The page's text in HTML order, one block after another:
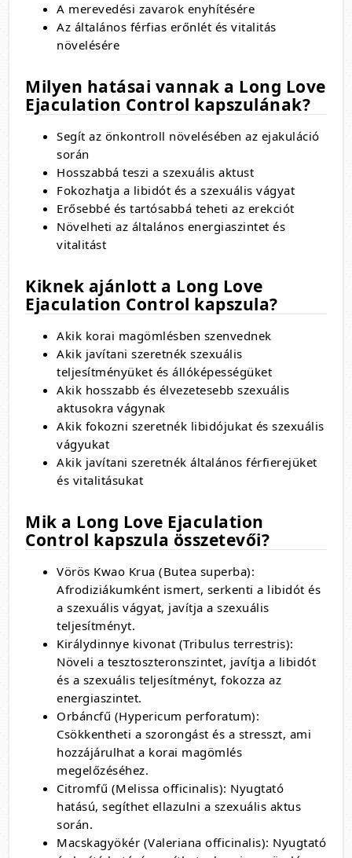
A merevedési zavarok enyhítésére
Az általános férfias erőnlét és vitalitás
növelésére
Milyen hatásai vannak a Long Love
Ejaculation Control kapszulának?
Segít az önkontroll növelésében az ejakuláció
során
Hosszabbá teszi a szexuális aktust
Fokozhatja a libidót és a szexuális vágyat
Erősebbé és tartósabbá teheti az erekciót
Növelheti az általános energiaszintet és
vitalitást
Kiknek ajánlott a Long Love
Ejaculation Control kapszula?
Akik korai magömlésben szenvednek
Akik javítani szeretnék szexuális
teljesítményüket és állóképességüket
Akik hosszabb és élvezetesebb szexuális
aktusokra vágynak
Akik fokozni szeretnék libidójukat és szexuális
vágyukat
Akik javítani szeretnék általános férfierejüket
és vitalitásukat
Mik a Long Love Ejaculation
Control kapszula összetevői?
Vörös Kwao Krua (Butea superba):
Afrodiziákumként ismert, serkenti a libidót és
a szexuális vágyat, javítja a szexuális
teljesítményt.
Királydinnye kivonat (Tribulus terrestris):
Növeli a tesztoszteronszintet, javítja a libidót
és a szexuális teljesítményt, fokozza az
energiaszintet.
Orbáncfű (Hypericum perforatum):
Csökkentheti a szorongást és a stresszt, ami
hozzájárulhat a korai magömlés
megelőzéséhez.
Citromfű (Melissa officinalis): Nyugtató
hatású, segíthet ellazulni a szexuális aktus
során.
Macskagyökér (Valeriana officinalis): Nyugtató